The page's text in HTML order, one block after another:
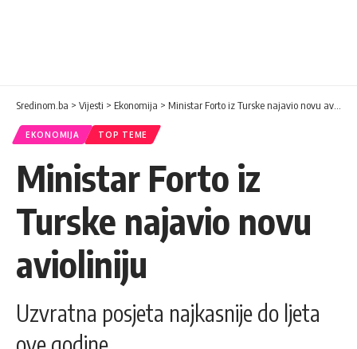
Sredinom.ba > Vijesti > Ekonomija > Ministar Forto iz Turske najavio novu avioliniju
EKONOMIJA TOP TEME
Ministar Forto iz
Turske najavio novu
avioliniju
Uzvratna posjeta najkasnije do ljeta